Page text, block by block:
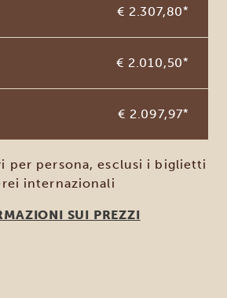
€ 2.307,80*
€ 2.010,50*
€ 2.097,97*
per persona, esclusi i biglietti
internazionali
SUI PREZZI